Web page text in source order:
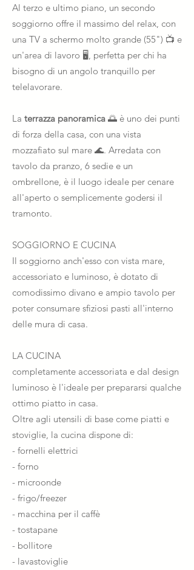
Al terzo e ultimo piano, un secondo
soggiorno offre il massimo del relax, con
una TV a schermo molto grande (55") 📺 e
un'area di lavoro 🖥️, perfetta per chi ha
bisogno di un angolo tranquillo per
telelavorare.
La terrazza panoramica 🌅 è uno dei punti
di forza della casa, con una vista
mozzafiato sul mare 🌊. Arredata con
tavolo da pranzo, 6 sedie e un
ombrellone, è il luogo ideale per cenare
all'aperto o semplicemente godersi il
tramonto.
SOGGIORNO E CUCINA
Il soggiorno anch'esso con vista mare,
accessoriato e luminoso, è dotato di
comodissimo divano e ampio tavolo per
poter consumare sfiziosi pasti all'interno
delle mura di casa.
LA CUCINA
completamente accessoriata e dal design
luminoso è l'ideale per prepararsi qualche
ottimo piatto in casa.
Oltre agli utensili di base come piatti e
stoviglie, la cucina dispone di:
- fornelli elettrici
- forno
- microonde
- frigo/freezer
- macchina per il caffè
- tostapane
- bollitore
- lavastoviglie